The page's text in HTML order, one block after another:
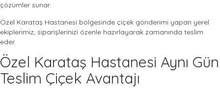
çözümler sunar.
Özel Karataş Hastanesi bölgesinde çiçek gönderimi yapan yerel
ekiplerimiz, siparişlerinizi özenle hazırlayarak zamanında teslim
eder.
Özel Karataş Hastanesi Aynı Gün
Teslim Çiçek Avantajı